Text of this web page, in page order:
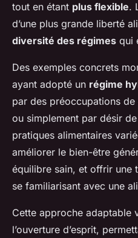
tout en étant plus flexible.
d’une plus grande liberté
diversité des régimes qui
Des exemples concrets
ayant adopté un régime
par des préoccupations
ou simplement par désir
pratiques alimentaires
améliorer le bien-être
équilibre sain, et offrir une
se familiarisant avec une
Cette approche adaptable
l’ouverture d’esprit,